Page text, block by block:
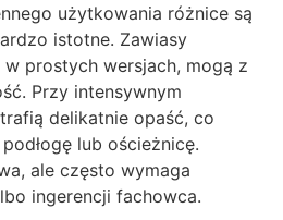
użytkowania różnice są
istotne. Zawiasy
w prostych wersjach, mogą z
Przy intensywnym
delikatnie opaść, co
lub ościeżnicę.
ale często wymaga
ingerencji fachowca.